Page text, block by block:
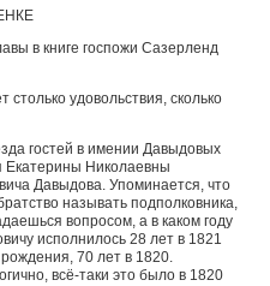
в книге госпожи Сазерленд
удовольствия, сколько
гостей в имении Давыдовых
Екатерины Николаевны
Давыдова. Упоминается, что
называть подполковника,
вопросом, а в каком году
исполнилось 28 лет в 1821
70 лет в 1820.
всё-таки это было в 1820